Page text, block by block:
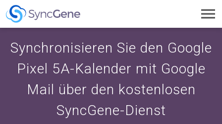
Synchronisieren Sie den Google
Pixel 5A-Kalender mit Google
Mail über den kostenlosen
SyncGene-Dienst